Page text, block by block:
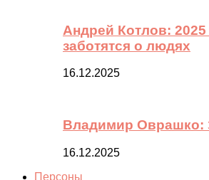
Андрей Котлов:
заботятся о людях
16.12.2025
Владимир Оврашко:
16.12.2025
Персоны